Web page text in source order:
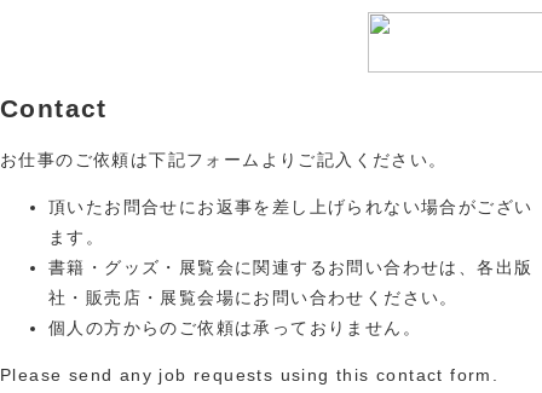
Contact
お仕事のご依頼は下記フォームよりご記入ください。
頂いたお問合せにお返事を差し上げられない場合がござい
ます。
書籍・グッズ・展覧会に関連するお問い合わせは、各出版
社・販売店・展覧会場にお問い合わせください。
個人の方からのご依頼は承っておりません。
Please send any job requests using this contact form.